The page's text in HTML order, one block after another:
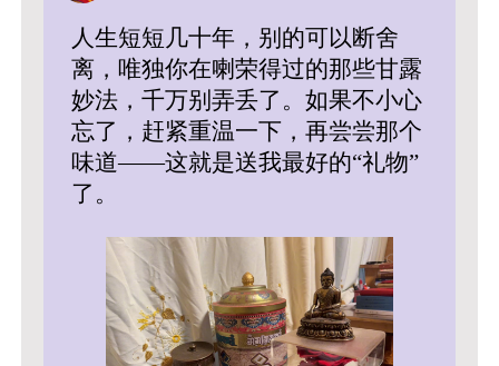
人生短短几十年，别的可以断舍
离，唯独你在喇荣得过的那些甘露
妙法，千万别弄丢了。如果不小心
忘了，赶紧重温一下，再尝尝那个
味道——这就是送我最好的“礼物”
了。